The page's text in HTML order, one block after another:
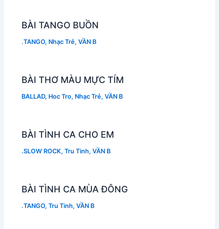
BÀI TANGO BUỒN
.TANGO, Nhạc Trẻ,VẦN B
BÀI THƠ MÀU MỰC TÍM
BALLAD, Hoc Tro, Nhạc Trẻ,VẦN B
BÀI TÌNH CA CHO EM
.SLOW ROCK,Tru Tinh,VẦN B
BÀI TÌNH CA MÙA ĐÔNG
.TANGO,Tru Tinh,VẦN B